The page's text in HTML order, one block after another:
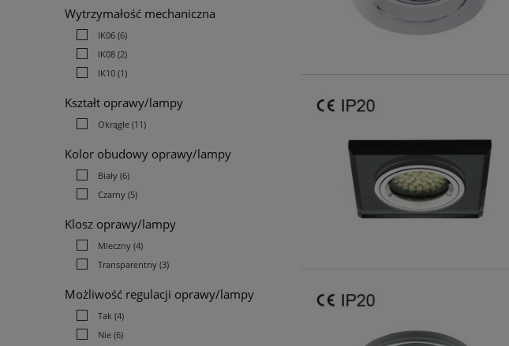
Wytrzymałość mechaniczna
IK06 (6)
IK08 (2)
IK10 (1)
Kształt oprawy/lampy
Okrągłe (11)
Kolor obudowy oprawy/lampy
Biały (6)
Czarny (5)
Klosz oprawy/lampy
Mleczny (4)
Transparentny (3)
Możliwość regulacji oprawy/lampy
Tak (4)
Nie (6)